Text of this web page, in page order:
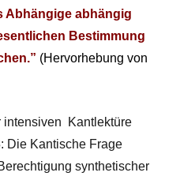
Abhängige abhängig
Bestimmung
(Hervorhebung von
intensiven Kantlektüre
Die Kantische Frage
synthetischer